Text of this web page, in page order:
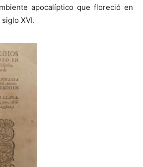
apocalíptico que floreció en
XVI.